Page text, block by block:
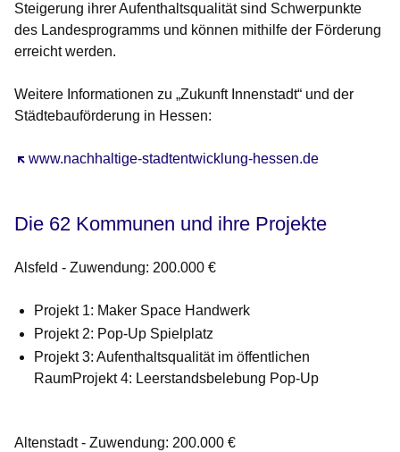
Steigerung ihrer Aufenthaltsqualität sind Schwerpunkte
des Landesprogramms und können mithilfe der Förderung
erreicht werden.
Weitere Informationen zu „Zukunft Innenstadt“ und der
Städtebauförderung in Hessen:
www.nachhaltige-stadtentwicklung-hessen.de
Öffnet sich in einem neuen Fenster
Die 62 Kommunen und ihre Projekte
Alsfeld - Zuwendung: 200.000 €
Projekt 1: Maker Space Handwerk
Projekt 2: Pop-Up Spielplatz
Projekt 3: Aufenthaltsqualität im öffentlichen
RaumProjekt 4: Leerstandsbelebung Pop-Up
Altenstadt - Zuwendung: 200.000 €